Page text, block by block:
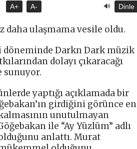
A+ A- 🔊 Dinle
daha ulaşmama vesile oldu.
Darkn Dark müzik
dolayı çıkaracağı
sunuyor.
yaptığı açıklamada bir
girdiğini görünce en
unutulmayan
ile “Ay Yüzlüm” adlı
anlattı. Murat